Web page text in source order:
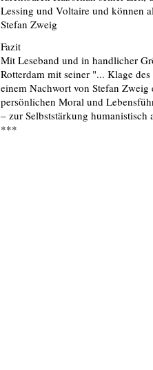
Lessing und Voltaire und können
Stefan Zweig
Fazit
Mit Leseband und in handlicher
Rotterdam mit seiner "... Klage
einem Nachwort von Stefan
persönlichen Moral und
– zur Selbststärkung humanistisch
***